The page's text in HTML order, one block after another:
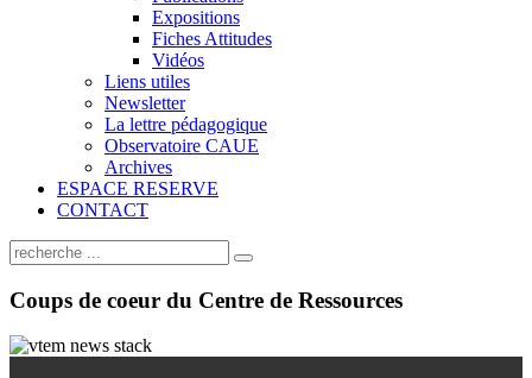
Expositions
Fiches Attitudes
Vidéos
Liens utiles
Newsletter
La lettre pédagogique
Observatoire CAUE
Archives
ESPACE RESERVE
CONTACT
Coups de coeur du Centre de Ressources